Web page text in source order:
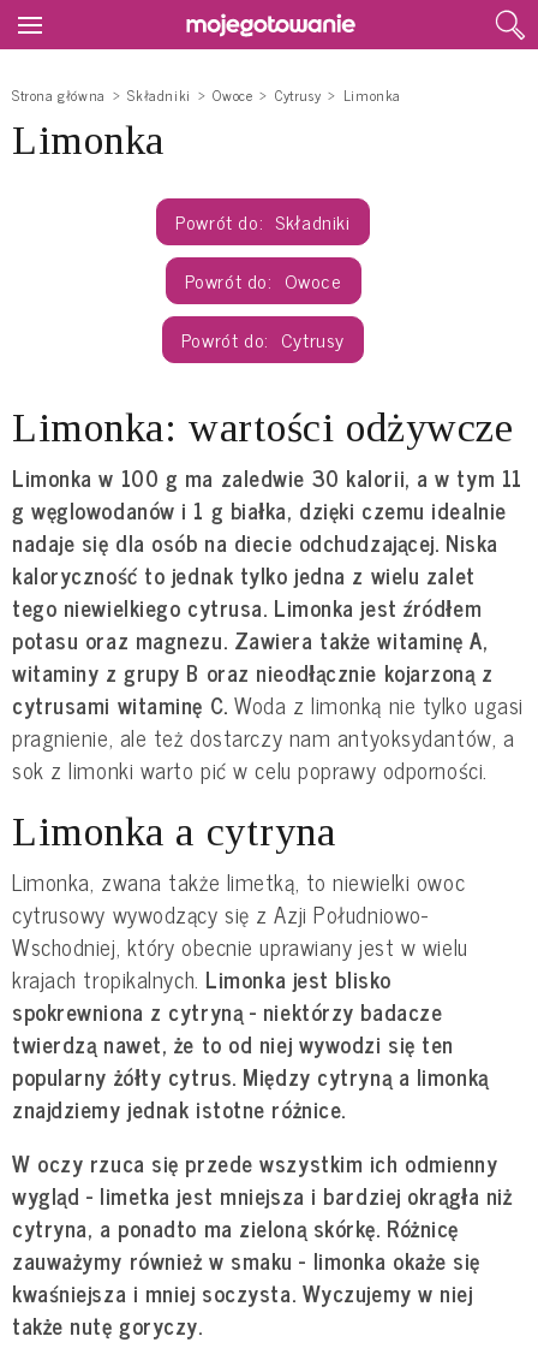
Strona główna Składniki Owoce Cytrusy Limonka
Limonka
Składniki
Owoce
Cytrusy
Limonka: wartości odżywcze
Limonka w 100 g ma zaledwie 30 kalorii, a w tym 11
g węglowodanów i 1 g białka, dzięki czemu idealnie
nadaje się dla osób na diecie odchudzającej. Niska
kaloryczność to jednak tylko jedna z wielu zalet
tego niewielkiego cytrusa. Limonka jest źródłem
potasu oraz magnezu. Zawiera także witaminę A,
witaminy z grupy B oraz nieodłącznie kojarzoną z
cytrusami witaminę C.Woda z limonką nie tylko ugasi
pragnienie, ale też dostarczy nam antyoksydantów, a
sok z limonki warto pić w celu poprawy odporności.
Limonka a cytryna
Limonka, zwana także limetką, to niewielki owoc
cytrusowy wywodzący się z Azji Południowo-
Wschodniej, który obecnie uprawiany jest w wielu
krajach tropikalnych. Limonka jest blisko
spokrewniona z cytryną - niektórzy badacze
twierdzą nawet, że to od niej wywodzi się ten
popularny żółty cytrus. Między cytryną a limonką
znajdziemy jednak istotne różnice.
W oczy rzuca się przede wszystkim ich odmienny
wygląd - limetka jest mniejsza i bardziej okrągła niż
cytryna, a ponadto ma zieloną skórkę. Różnicę
zauważymy również w smaku - limonka okaże się
kwaśniejsza i mniej soczysta. Wyczujemy w niej
także nutę goryczy.